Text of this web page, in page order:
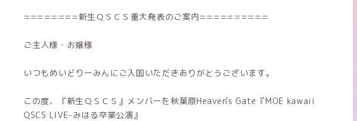
========新生ＱＳＣＳ重大発表のご案内==========
ご主人様・お嬢様
いつもめいどりーみんにご入国いただきありがとうございます。
この度、『新生ＱＳＣＳ』メンバーを秋葉原Heaven`s Gate『MOE kawaii
QSCS LIVE-みはる卒業公演』